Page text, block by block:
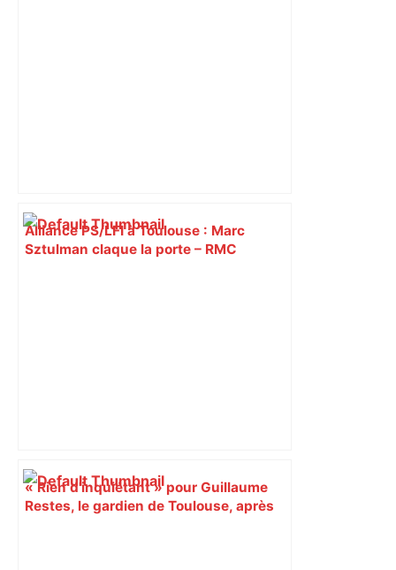
Alliance PS/LFI à Toulouse : Marc
Sztulman claque la porte – RMC
« Rien d'inquiétant » pour Guillaume
Restes, le gardien de Toulouse, après